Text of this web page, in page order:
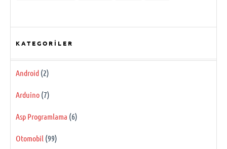
KATEGORILER
Android (2)
Arduino (7)
Asp Programlama (6)
Otomobil (99)